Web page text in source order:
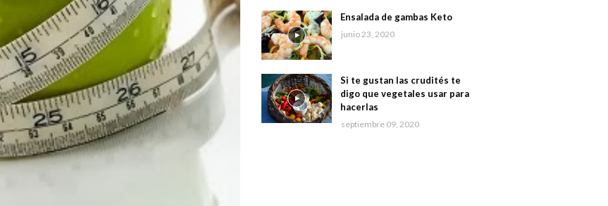
Ensalada de gambas Keto
junio 23, 2020
Si te gustan las crudités te
digo que vegetales usar para
hacerlas
septiembre 09, 2020